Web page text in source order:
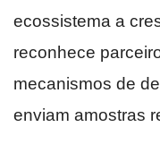
ecossistema a
reconhece
mecanismos de
enviam amostras